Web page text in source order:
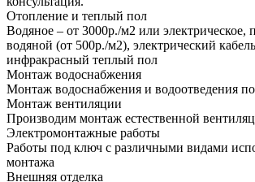
Отопление и теплый пол
Водяное – от 3000р./м2 или электрическое,
водяной (от 500р./м2), электрический
инфракрасный теплый пол
Монтаж водоснабжения
Монтаж водоснабжения и водоотведения
Монтаж вентиляции
Производим монтаж естественной
Электромонтажные работы
Работы под ключ с различными видами
монтажа
Внешняя отделка